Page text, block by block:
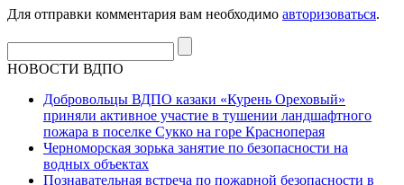
Для отправки комментария вам необходимо авторизоваться.
НОВОСТИ ВДПО
Добровольцы ВДПО казаки «Курень Ореховый»
приняли активное участие в тушении ландшафтного
пожара в поселке Сукко на горе Красноперая
Черноморская зорька занятие по безопасности на
водных объектах
Познавательная встреча по пожарной безопасности в